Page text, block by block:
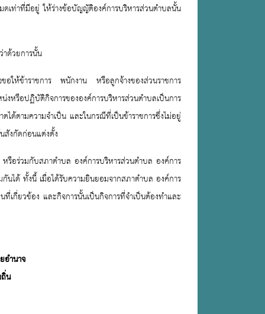
เท่าที่มีอยู่ ให้ร่างข้อบัญญัติองค์การบริหารส่วนตำบลนั้น
ด้วยการนั้น
อให้ข้าราชการ พนักงาน หรือลูกจ้างของส่วนราชการ
หรือปฏิบัติกิจการขององค์การบริหารส่วนตำบลเป็นการ
ได้ตามความจำเป็น และในกรณีที่เป็นข้าราชการซึ่งไม่อยู่
สังกัดก่อนแต่งตั้ง
รือร่วมกับสภาตำบล องค์การบริหารส่วนตำบล องค์การ
นได้ ทั้งนี้ เมื่อได้รับความยินยอมจากสภาตำบล องค์การ
เกี่ยวข้อง และกิจการนั้นเป็นกิจการที่จำเป็นต้องทำและ
อำนาจ
น